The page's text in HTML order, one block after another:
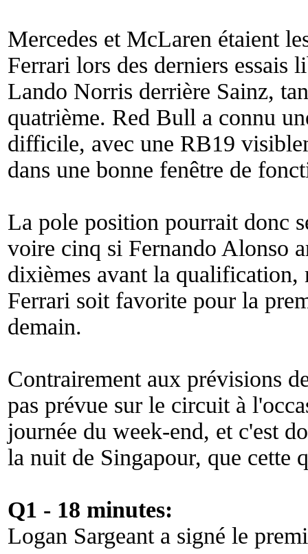
Mercedes et McLaren étaient
Ferrari lors des derniers essais
Lando Norris derrière Sainz,
quatrième. Red Bull a connu
difficile, avec une RB19
dans une bonne fenêtre de
La pole position pourrait donc
voire cinq si Fernando Alonso
dixièmes avant la qualification,
Ferrari soit favorite pour la
demain.
Contrairement aux prévisions
pas prévue sur le circuit à
journée du week-end, et c'est
la nuit de Singapour, que cette
Q1 - 18 minutes:
Logan Sargeant a signé le